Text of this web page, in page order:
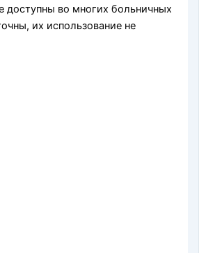
доступны во многих больничных
их использование не